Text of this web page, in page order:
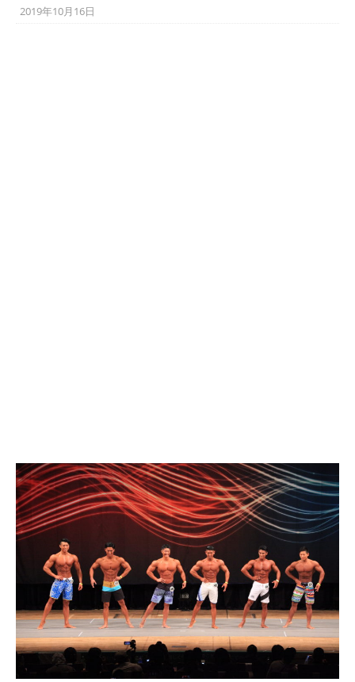
2019年10月16日